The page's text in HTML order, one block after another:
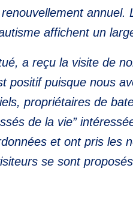
annuel.
affichent un
a reçu la visite de
positif puisque nous
propriétaires de
de la vie”
et ont pris les
se sont